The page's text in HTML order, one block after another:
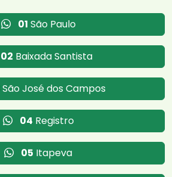
01 São Paulo
02 Baixada Santista
São José dos Campos
04 Registro
05 Itapeva